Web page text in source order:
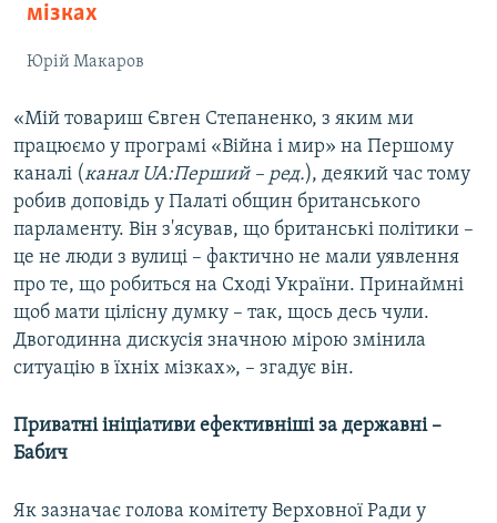
мізках
Юрій Макаров
«Мій товариш Євген Степаненко, з яким ми
працюємо у програмі «Війна і мир» на Першому
каналі (канал UA:Перший – ред.), деякий час тому
робив доповідь у Палаті общин британського
парламенту. Він з'ясував, що британські політики –
це не люди з вулиці – фактично не мали уявлення
про те, що робиться на Сході України. Принаймні
щоб мати цілісну думку – так, щось десь чули.
Двогодинна дискусія значною мірою змінила
ситуацію в їхніх мізках», – згадує він.
Приватні ініціативи ефективніші за державні –
Бабич
Як зазначає голова комітету Верховної Ради у